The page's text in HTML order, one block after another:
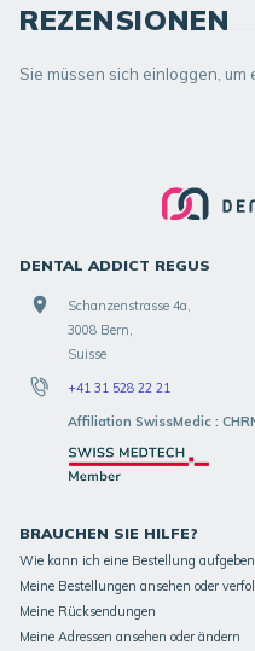
REZENSIONEN
Sie müssen sich einloggen,
DENTAL ADDICT REGUS
Schanzenstrasse 4a,
3008 Bern,
Suisse
+41 31 528 22 21
Affiliation SwissMedic :
BRAUCHEN SIE HILFE?
Wie kann ich eine Bestellung
Meine Bestellungen ansehen oder
Meine Rücksendungen
Meine Adressen ansehen oder ändern